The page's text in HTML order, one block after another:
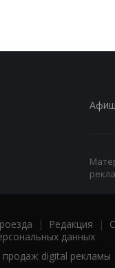
| Редакция |
данных
digital рекламы